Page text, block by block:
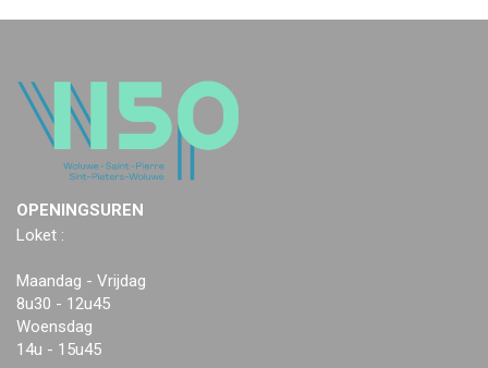
OPENINGSUREN
Loket :
Maandag - Vrijdag
8u30 - 12u45
Woensdag
14u - 15u45